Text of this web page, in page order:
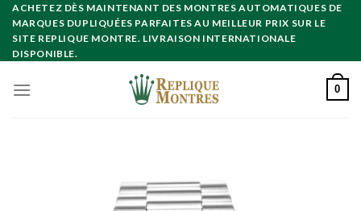
Skip
content
ACHETEZ DÈS MAINTENANT DES MONTRES AUTOMATIQUES DE
MARQUES DUPLIQUÉES PARFAITES AU MEILLEUR PRIX SUR LE
SITE REPLIQUE MONTRE. LIVRAISON INTERNATIONALE
DISPONIBLE.
0